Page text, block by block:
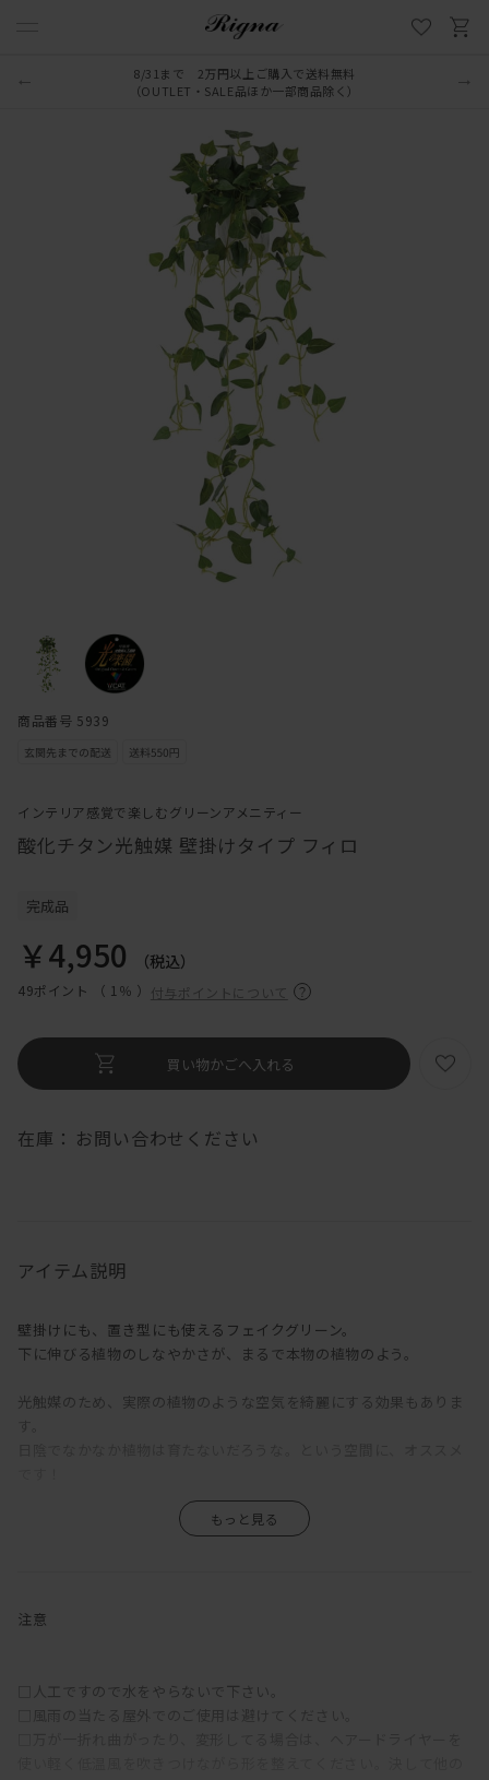
8/31まで 2万円以上ご購入で送料無料
（OUTLET・SALE品ほか一部商品除く）
インテリア感覚で楽しむグリーンアメニティー
酸化チタン光触媒 壁掛けタイプ フィロ
￥4,950 （税込）
49ポイント （ 1％ ） 付与ポイントについて
在庫： お問い合わせください
完成品
アイテム説明
壁掛けにも、置き型にも使えるフェイクグリーン。
下に伸びる植物のしなやかさが、まるで本物の植物のよう。
光触媒のため、実際の植物のような空気を綺麗にする効果もありま
注意
□人工ですので水をやらないで下さい。
商品番号 5939